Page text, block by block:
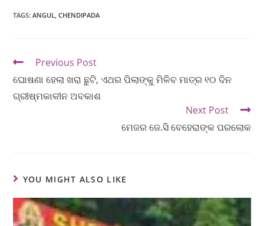
TAGS:ANGUL CHENDIPADA
Previous Post
ଘୋଷଣା ହେଲା ଖରା ଛୁଟି, ଏଥର ପିଲାଙ୍କୁ ମିଳିବ ମାତ୍ର ୧୦ ଦିନ
ଗ୍ରୀଷ୍ମକାଳୀନ ଅବକାଶ
Next Post
ମେଜର ଜେ.ସି ବେହେରାଙ୍କ ପରଲୋକ
YOU MIGHT ALSO LIKE